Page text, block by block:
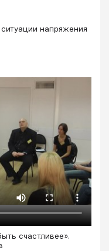
напряжения
счастливее».